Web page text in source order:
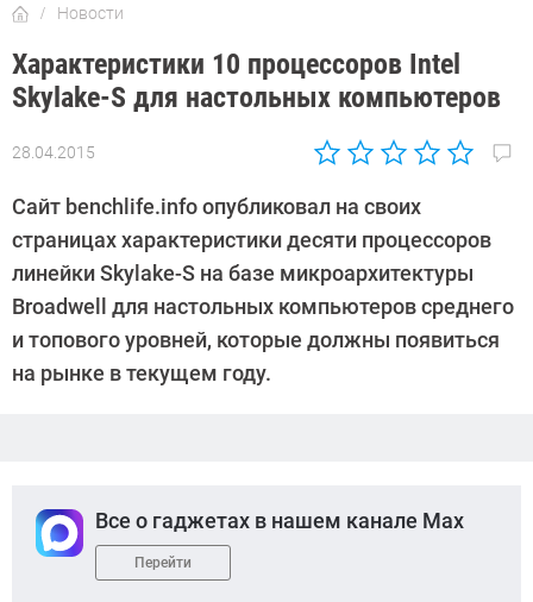
Новости
Характеристики 10 процессоров Intel
Skylake-S для настольных компьютеров
28.04.2015
Автор:
Сайт benchlife.info опубликовал на своих
страницах характеристики десяти процессоров
линейки Skylake-S на базе микроархитектуры
Broadwell для настольных компьютеров среднего
и топового уровней, которые должны появиться
на рынке в текущем году.
Все о гаджетах в нашем канале Max
Перейти